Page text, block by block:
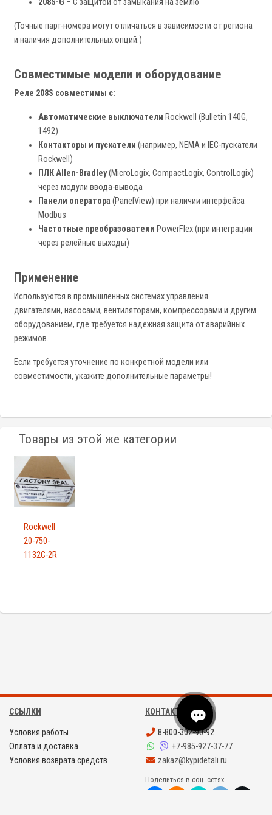
208S-G – С защитой от замыкания на землю
(Точные парт-номера могут отличаться в зависимости от региона
и наличия дополнительных опций.)
Совместимые модели и оборудование
Реле 208S совместимы с:
Автоматические выключатели Rockwell (Bulletin 140G,
1492)
Контакторы и пускатели (например, NEMA и IEC-пускатели
Rockwell)
ПЛК Allen-Bradley(MicroLogix, CompactLogix, ControlLogix)
через модули ввода-вывода
Панели оператора (PanelView) при наличии интерфейса
Modbus
Частотные преобразователи PowerFlex (при интеграции
через релейные выходы)
Применение
Используются в промышленных системах управления
двигателями, насосами, вентиляторами, компрессорами и другим
оборудованием, где требуется надежная защита от аварийных
режимов.
Если требуется уточнение по конкретной модели или
совместимости, укажите дополнительные параметры!
Товары из этой же категории
Rockwell
20-750-
1132C-2R
ССЫЛКИ
Условия работы
Оплата и доставка
Условия возврата средств
КОНТАКТЫ
8-800-302-90-92
+7-985-927-37-77
zakaz@kypidetali.ru
Поделиться в соц. сетях